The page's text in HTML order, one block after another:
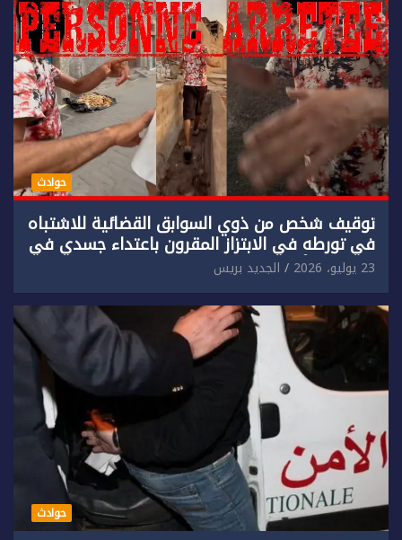
حوادث
توقيف شخص من ذوي السوابق القضائية للاشتباه
في تورطه في الابتزاز المقرون باعتداء جسدي في
حق سائح أجنبي.
23 يوليو، 2026 الجديد بريس
حوادث